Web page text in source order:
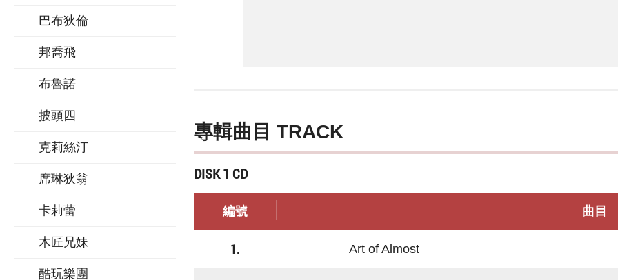
巴布狄倫
邦喬飛
布魯諾
披頭四
克莉絲汀
席琳狄翁
卡莉蕾
木匠兄妹
酷玩樂團
專輯曲目 TRACK
DISK 1 CD
編號 曲目
1. Art of Almost